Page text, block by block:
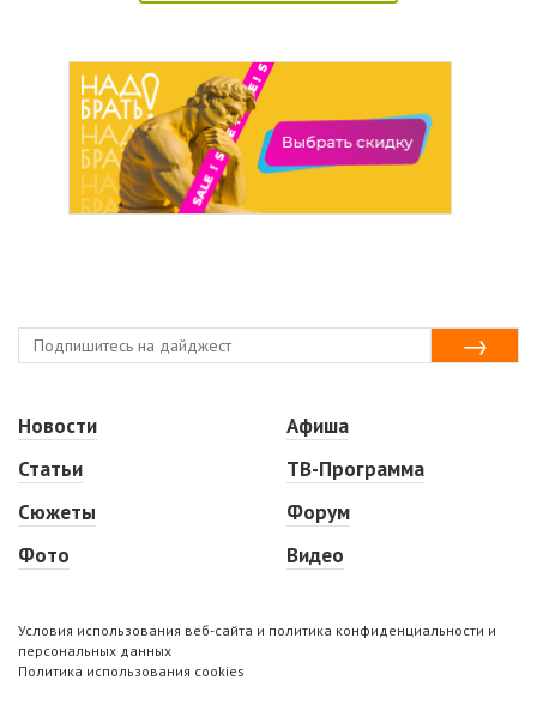
Новости
Статьи
Сюжеты
Фото
Афиша
ТВ-Программа
Форум
Видео
Условия использования веб-сайта и политика конфиденциальности и
персональных данных
Политика использования cookies